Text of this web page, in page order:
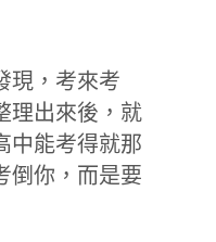
現，考來考
理出來後，就
中能考得就那
倒你，而是要